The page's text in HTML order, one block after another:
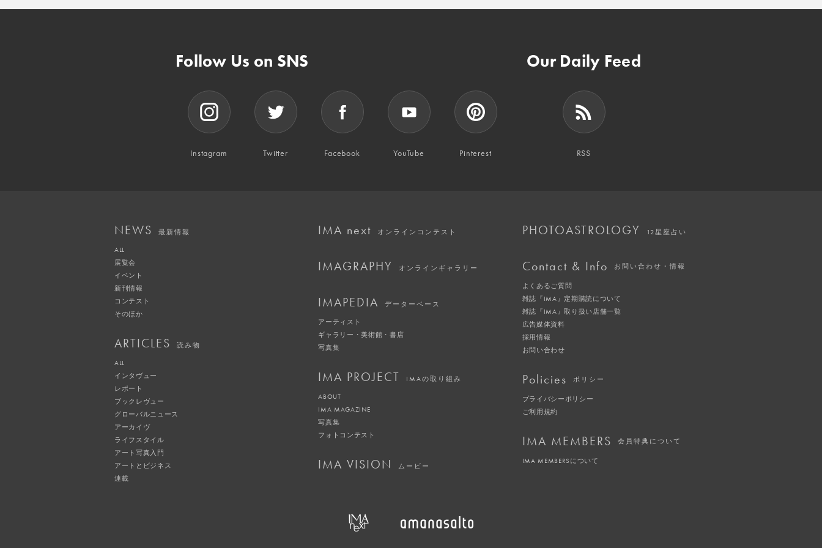
Follow Us on SNS
Instagram Twitter Facebook YouTube Pinterest
Our Daily Feed
RSS
NEWS 最新情報
ALL
展覧会
イベント
新刊情報
コンテスト
そのほか
ARTICLES 読み物
ALL
インタヴュー
レポート
ブックレヴュー
グローバルニュース
アーカイヴ
ライフスタイル
アート写真入門
アートとビジネス
連載
IMA next オンラインコンテスト
IMAGRAPHY オンラインギャラリー
IMAPEDIA データーベース
アーティスト
ギャラリー・美術館・書店
写真集
IMA PROJECT IMAの取り組み
ABOUT
IMA MAGAZINE
写真集
フォトコンテスト
IMA VISION ムービー
PHOTOASTROLOGY 12星座占い
Contact & Info お問い合わせ・情報
よくあるご質問
雑誌『IMA』定期購読について
雑誌『IMA』取り扱い店舗一覧
広告媒体資料
採用情報
お問い合わせ
Policies ポリシー
プライバシーポリシー
ご利用規約
IMA MEMBERS 会員特典について
IMA MEMBERSについて